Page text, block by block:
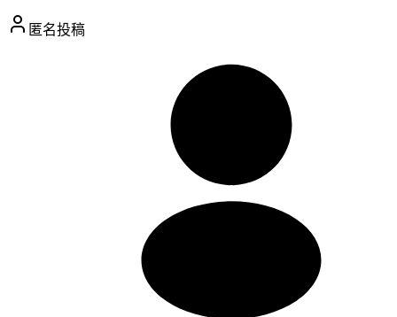
匿名投稿